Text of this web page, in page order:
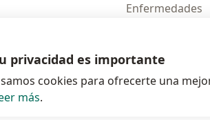
Enfermedades
Polska se abrese
privacidad es importante
cookies para ofrecerte una
más.